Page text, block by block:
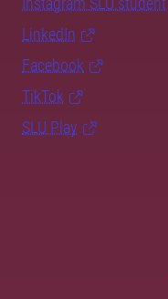
LinkedIn
Facebook
TikTok
SLU Play